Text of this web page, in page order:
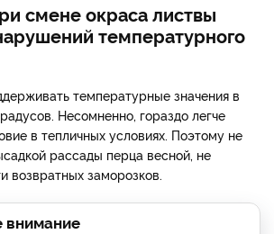
смене окраса листвы
температурного
температурные значения в
Несомненно, гораздо легче
в тепличных условиях. Поэтому не
рассады перца весной, не
возвратных заморозков.
внимание